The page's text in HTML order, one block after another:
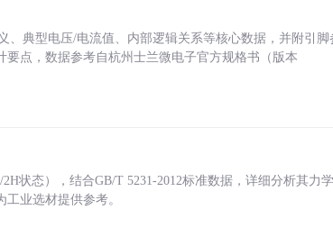
、典型电压/电流值、内部逻辑关系等核心数据，并附引脚
点，数据参考自杭州士兰微电子官方规格书（版本
状态），结合GB/T 5231-2012标准数据，详细分析其力学
业选材提供参考。